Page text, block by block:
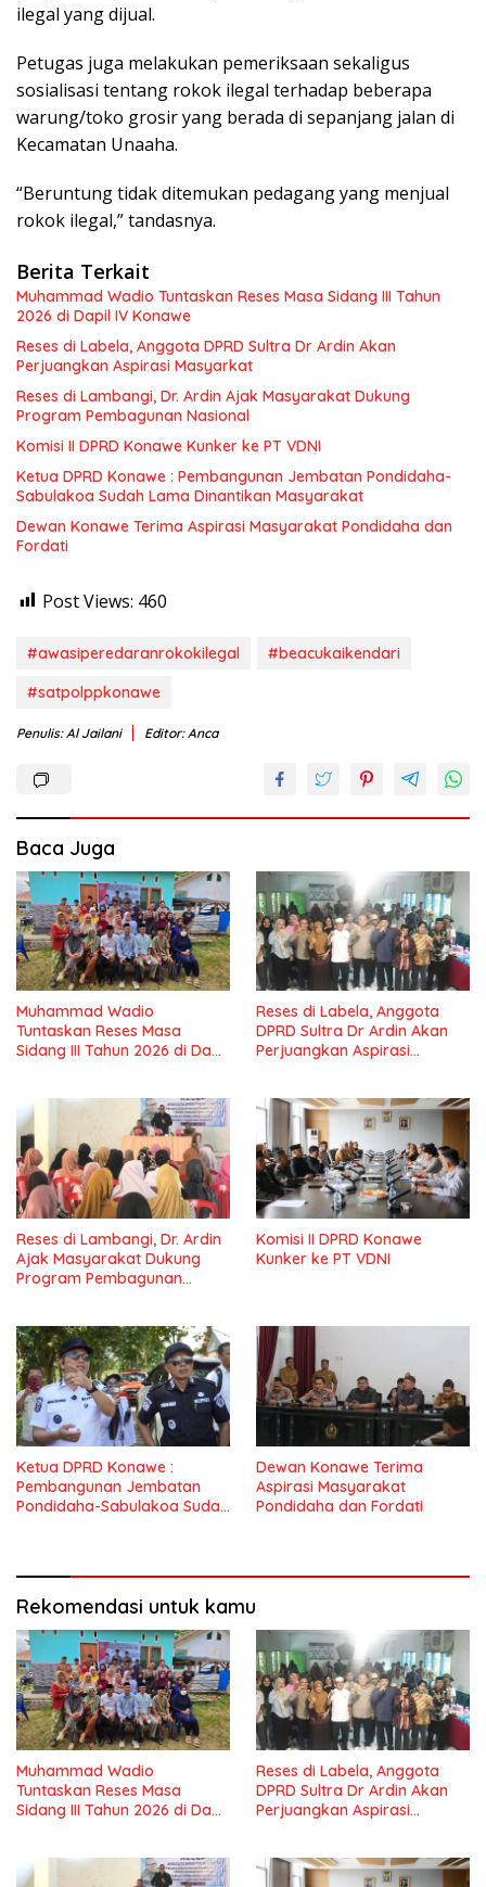
ilegal yang dijual.
Petugas juga melakukan pemeriksaan sekaligus
sosialisasi tentang rokok ilegal terhadap beberapa
warung/toko grosir yang berada di sepanjang jalan di
Kecamatan Unaaha.
“Beruntung tidak ditemukan pedagang yang menjual
rokok ilegal,” tandasnya.
Berita Terkait
Muhammad Wadio Tuntaskan Reses Masa Sidang III Tahun
2026 di Dapil IV Konawe
Reses di Labela, Anggota DPRD Sultra Dr Ardin Akan
Perjuangkan Aspirasi Masyarkat
Reses di Lambangi, Dr. Ardin Ajak Masyarakat Dukung
Program Pembagunan Nasional
Komisi II DPRD Konawe Kunker ke PT VDNI
Ketua DPRD Konawe : Pembangunan Jembatan Pondidaha-
Sabulakoa Sudah Lama Dinantikan Masyarakat
Dewan Konawe Terima Aspirasi Masyarakat Pondidaha dan
Fordati
Post Views: 460
#awasiperedaranrokokilegal
#beacukaikendari
#satpolppkonawe
Penulis: Al Jailani Editor: Anca
Baca Juga
Muhammad Wadio
Tuntaskan Reses Masa
Sidang III Tahun 2026 di Dapil
Reses di Labela, Anggota
DPRD Sultra Dr Ardin Akan
Perjuangkan Aspirasi
Reses di Lambangi, Dr. Ardin
Ajak Masyarakat Dukung
Program Pembagunan
Komisi II DPRD Konawe
Kunker ke PT VDNI
Ketua DPRD Konawe :
Pembangunan Jembatan
Pondidaha-Sabulakoa Sudah
Dewan Konawe Terima
Aspirasi Masyarakat
Pondidaha dan Fordati
Rekomendasi untuk kamu
Muhammad Wadio
Tuntaskan Reses Masa
Sidang III Tahun 2026 di Dapil
Reses di Labela, Anggota
DPRD Sultra Dr Ardin Akan
Perjuangkan Aspirasi